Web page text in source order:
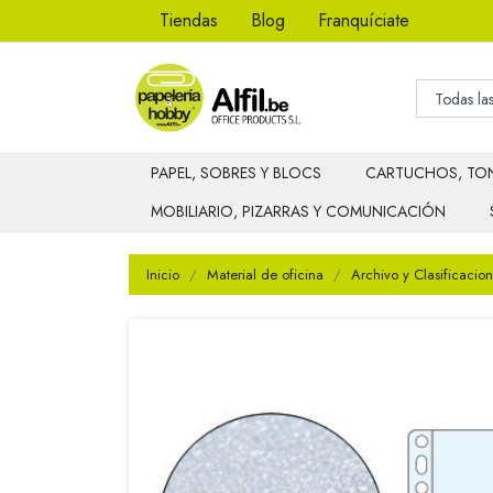
Tiendas Blog Franquíciate
PAPEL, SOBRES Y BLOCS
CARTUCHOS,
MOBILIARIO, PIZARRAS Y COMUNICACIÓN
Inicio Material de oficina Archivo y Clasificacion